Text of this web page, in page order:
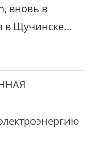
вновь в
в Щучинске...